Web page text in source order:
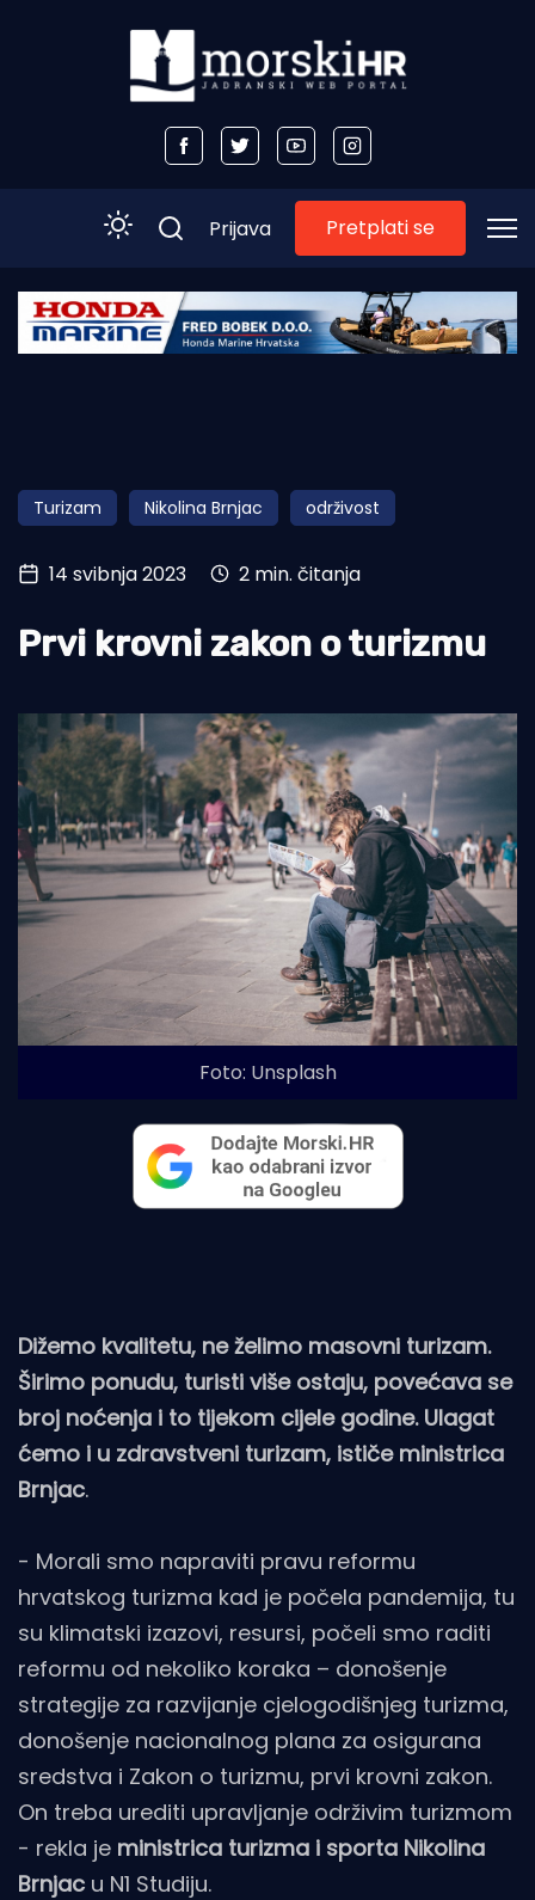
Početna
Obala
Otoci
Turizam i nautika
Pomorstvo
Ekologija
Tradicija i kultura
Prijava Pretplati se
Turizam Nikolina Brnjac održivost
14 svibnja 2023 2 min. čitanja
Prvi krovni zakon o turizmu
Foto: Unsplash
Dižemo kvalitetu, ne želimo masovni turizam.
Širimo ponudu, turisti više ostaju, povećava se
broj noćenja i to tijekom cijele godine. Ulagat
ćemo i u zdravstveni turizam, ističe ministrica
Brnjac.
- Morali smo napraviti pravu reformu
hrvatskog turizma kad je počela pandemija, tu
su klimatski izazovi, resursi, počeli smo raditi
reformu od nekoliko koraka – donošenje
strategije za razvijanje cjelogodišnjeg turizma,
donošenje nacionalnog plana za osigurana
sredstva i Zakon o turizmu, prvi krovni zakon.
On treba urediti upravljanje održivim turizmom
- rekla je ministrica turizma i sporta Nikolina
Brnjac u N1 Studiju.